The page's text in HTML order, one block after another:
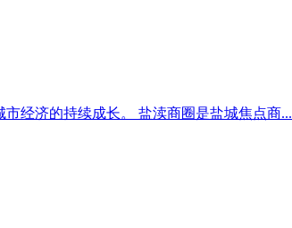
经济的持续成长。 盐渎商圈是盐城焦点商...